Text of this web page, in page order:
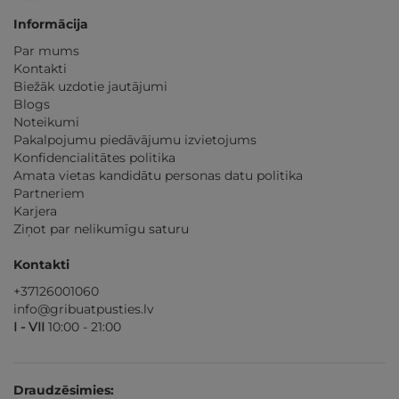
Informācija
Par mums
Kontakti
Biežāk uzdotie jautājumi
Blogs
Noteikumi
Pakalpojumu piedāvājumu izvietojums
Konfidencialitātes politika
Amata vietas kandidātu personas datu politika
Partneriem
Karjera
Ziņot par nelikumīgu saturu
Kontakti
+37126001060
info@gribuatpusties.lv
I - VII 10:00 - 21:00
Draudzēsimies: